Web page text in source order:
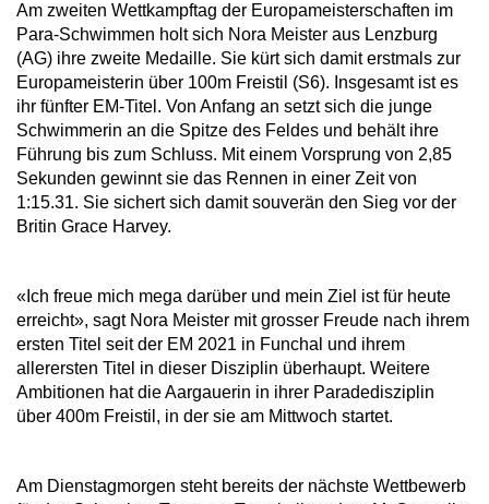
Am zweiten Wettkampftag der Europameisterschaften im
Para-Schwimmen holt sich Nora Meister aus Lenzburg
(AG) ihre zweite Medaille. Sie kürt sich damit erstmals zur
Europameisterin über 100m Freistil (S6). Insgesamt ist es
ihr fünfter EM-Titel. Von Anfang an setzt sich die junge
Schwimmerin an die Spitze des Feldes und behält ihre
Führung bis zum Schluss. Mit einem Vorsprung von 2,85
Sekunden gewinnt sie das Rennen in einer Zeit von
1:15.31. Sie sichert sich damit souverän den Sieg vor der
Britin Grace Harvey.
«Ich freue mich mega darüber und mein Ziel ist für heute
erreicht», sagt Nora Meister mit grosser Freude nach ihrem
ersten Titel seit der EM 2021 in Funchal und ihrem
allerersten Titel in dieser Disziplin überhaupt. Weitere
Ambitionen hat die Aargauerin in ihrer Paradedisziplin
über 400m Freistil, in der sie am Mittwoch startet.
Am Dienstagmorgen steht bereits der nächste Wettbewerb